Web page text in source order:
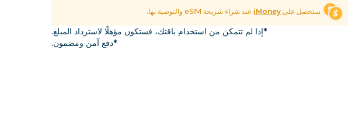
استكشف جميع الوجهات
ستحصل على iMoney عند شراء شريحة eSIM والتوصية بها.
*إذا لم تتمكن من استخدام باقتك، فستكون مؤهلًا لاسترداد المبلغ.
*دفع آمن ومضمون.